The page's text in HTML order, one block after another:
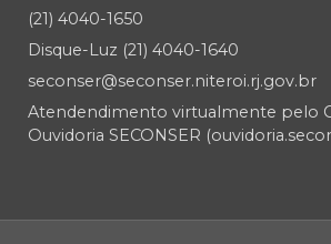
(21) 4040-1650
Disque-Luz (21) 4040-1640
seconser@seconser.niteroi.rj.gov.br
Atendendimento virtualmente pelo
Ouvidoria SECONSER